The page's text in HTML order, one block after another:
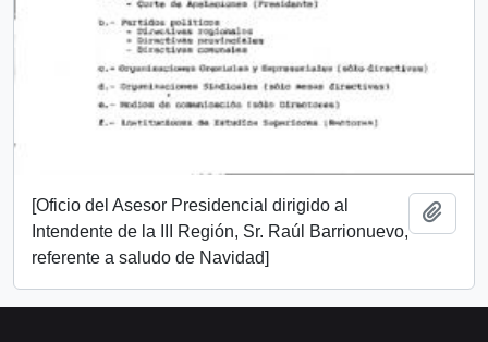
[Oficio del Asesor Presidencial dirigido al
Intendente de la III Región, Sr. Raúl Barrionuevo,
referente a saludo de Navidad]